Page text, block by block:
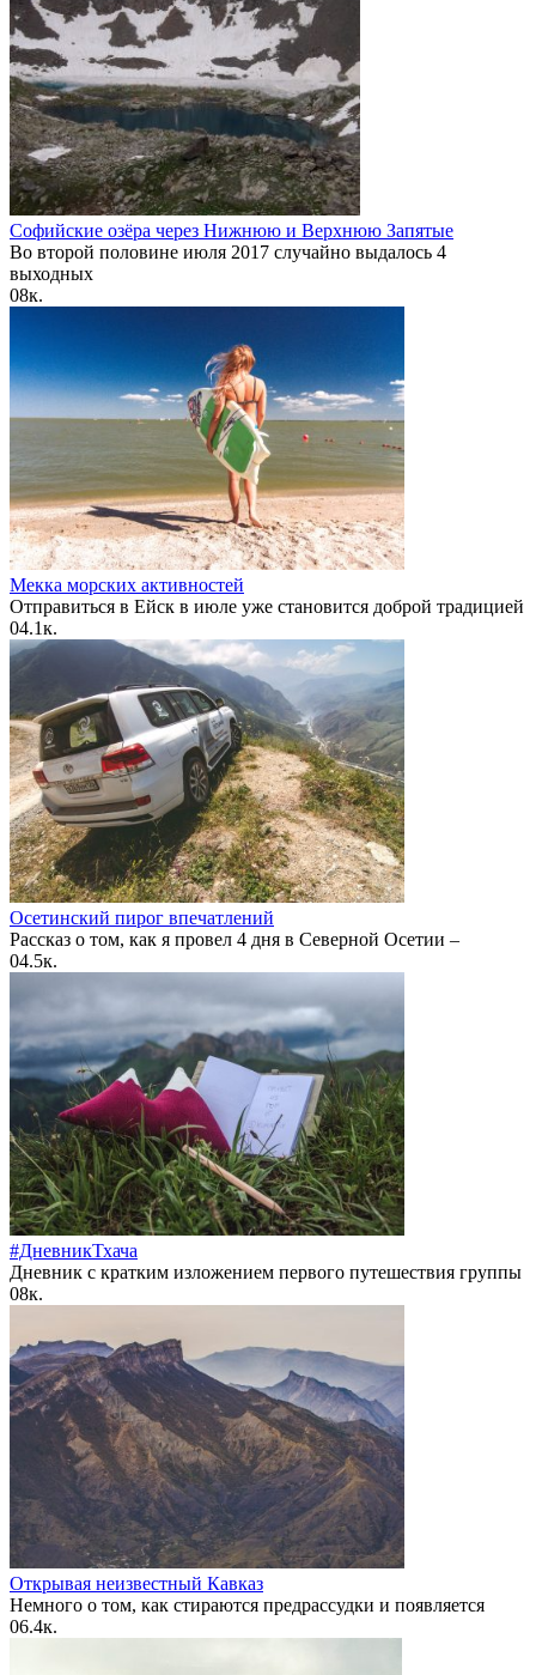
Софийские озёра через Нижнюю и Верхнюю Запятые
Во второй половине июля 2017 случайно выдалось 4
выходных
08к.
Мекка морских активностей
Отправиться в Ейск в июле уже становится доброй традицией
04.1к.
Осетинский пирог впечатлений
Рассказ о том, как я провел 4 дня в Северной Осетии –
04.5к.
#ДневникТхача
Дневник с кратким изложением первого путешествия группы
08к.
Открывая неизвестный Кавказ
Немного о том, как стираются предрассудки и появляется
06.4к.